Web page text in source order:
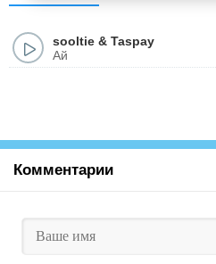
sooltie & Taspay
Ай
Комментарии